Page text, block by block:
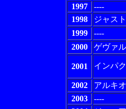
1997
----
1998
ジャス
1999
----
2000
ゲヴァ
2001 インパ
2002
アルキ
2003
----